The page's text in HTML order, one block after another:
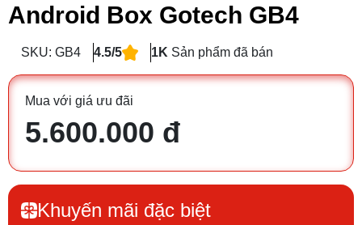
Android Box Gotech GB4
SKU: GB4 4.5/5 1K Sản phẩm đã bán
Mua với giá ưu đãi
5.600.000 đ
Khuyến mãi đặc biệt